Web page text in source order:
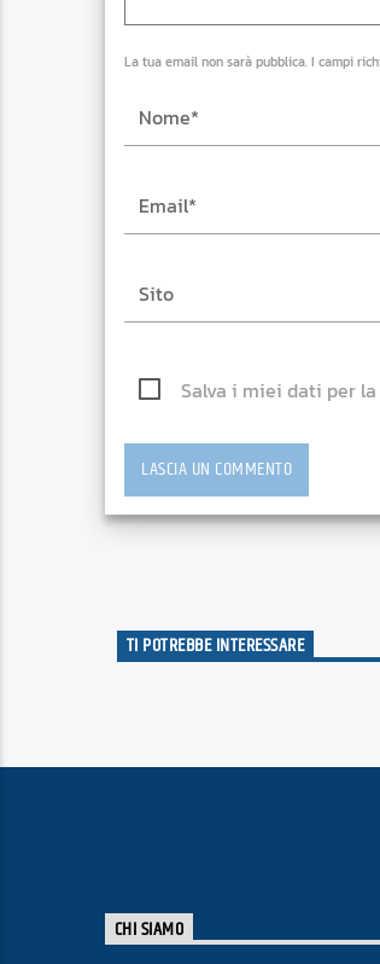
La tua email non sarà pubblica. I campi
Salva i miei dati per
TI POTREBBE INTERESSARE
CHI SIAMO